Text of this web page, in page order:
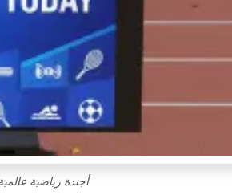
أجندة رياضية عالمية حصرية ليوم